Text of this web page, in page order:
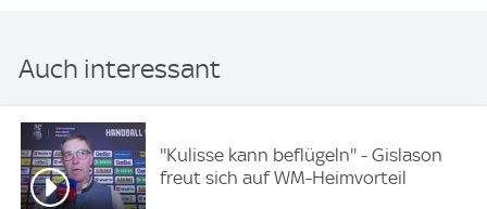
Auch interessant
''Kulisse kann beflügeln'' - Gislason
freut sich auf WM-Heimvorteil